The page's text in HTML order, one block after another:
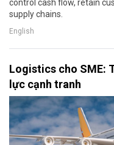
control cash flow, retain
supply chains.
English
Logistics cho SME:
lực cạnh tranh